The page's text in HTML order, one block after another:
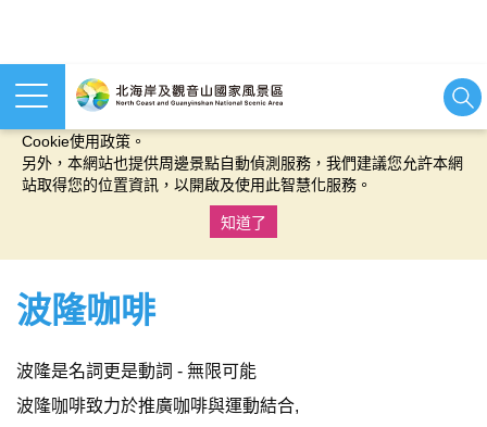
本網站使用cookies等相關技術以持續優化網站服務，並有助於為
Cookie使用政策。
另外，本網站也提供周邊景點自動偵測服務，我們建議您允許本網
站取得您的位置資訊，以開啟及使用此智慧化服務。
知道了
波隆咖啡
波隆是名詞更是動詞 - 無限可能
波隆咖啡致力於推廣咖啡與運動結合,